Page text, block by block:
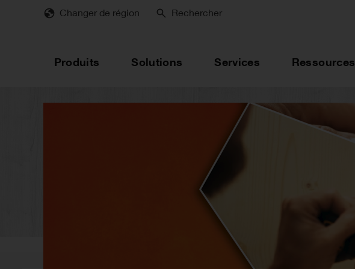
Changer de région Rechercher
Produits Solutions Services Ressources